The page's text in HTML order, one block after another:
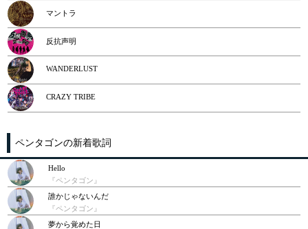
マントラ
反抗声明
WANDERLUST
CRAZY TRIBE
ペンタゴンの新着歌詞
Hello
『ペンタゴン』
誰かじゃないんだ
『ペンタゴン』
夢から覚めた日